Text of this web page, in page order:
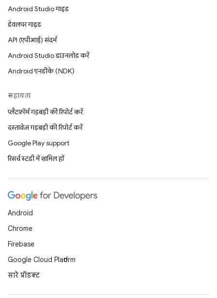
Android Studio गाइड
डेवलपर गाइड
API (एपीआई) संदर्भ
Android Studio डाउनलोड करें
Android एनडीके (NDK)
सहायता
प्लैटफ़ॉर्म गड़बड़ी की रिपोर्ट करें
दस्तावेज़ गड़बड़ी की रिपोर्ट करें
Google Play support
रिसर्च स्टडी में शामिल हों
Android
Chrome
Firebase
Google Cloud Platform
सारे प्रॉडक्ट